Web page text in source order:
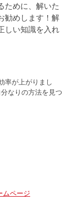
ために、解いた
勧めします！解
しい知識を入れ
率が上がりまし
なりの方法を見つ
ムページ